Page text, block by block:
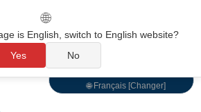
🌐 Français [Changer]
🌐
is English, switch to English website?
Yes
No